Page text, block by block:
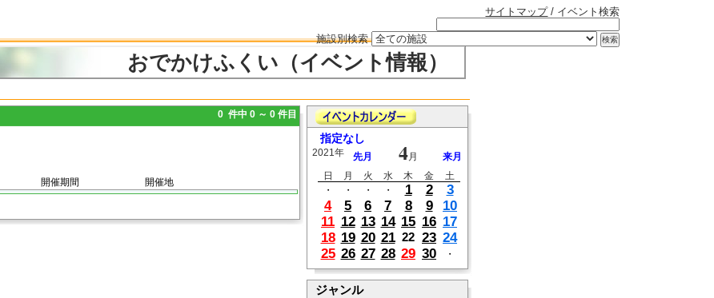
サイトマップ/ イベント検索
施設別検索
おでかけふくい（イベント情報）
0 件中 0 ～ 0 件目
開催期間 開催地
指定なし
2021年 先月 4月
来月
日
月 火 水 木 金
土
・
・ ・ ・ 1 2
3
4
5 6 7 8 9
10
11 12 13 14 15 16 17
18 19 20 21 22 23 24
25 26 27 28 29 30 ・
ジャンル